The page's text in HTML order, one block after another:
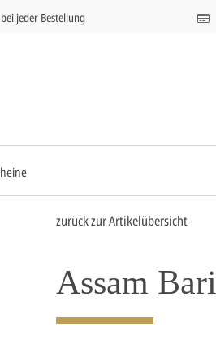
jeder Bestellung
zurück zur Artikelübersicht
Assam Bari